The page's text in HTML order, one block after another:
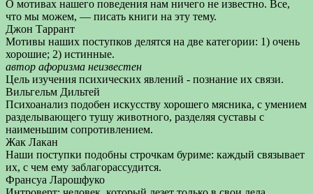
О мотивах нашего поведения нам ничего не известно. Все,
что мы можем, — писать книги на эту тему.
Джон Таррант
Мотивы наших поступков делятся на две категории: 1) очень
хорошие; 2) истинные.
автор афоризма неизвестен
Цель изучения психических явлений - познание их связи.
Вильгельм Дильтей
Психоанализ подобен искусству хорошего мясника, с умением
разделывающего тушу животного, разделяя суставы с
наименьшим сопротивлением.
Жак Лакан
Наши поступки подобны строчкам буриме: каждый связывает
их, с чем ему заблагорассудится.
Франсуа Ларошфуко